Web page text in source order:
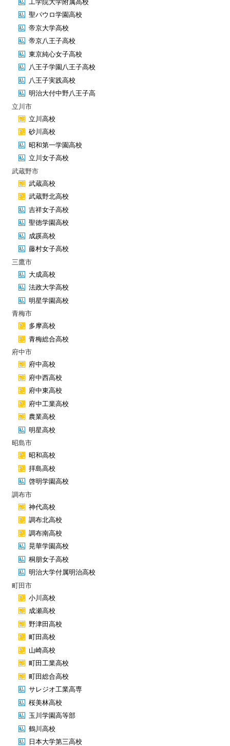
工学院大学附属高校
聖パウロ学園高校
帝京大学高校
帝京八王子高校
東京純心女子高校
八王子学園八王子高校
八王子実践高校
明治大付中野八王子高
立川市
立川高校
砂川高校
昭和第一学園高校
立川女子高校
武蔵野市
武蔵高校
武蔵野北高校
吉祥女子高校
聖徳学園高校
成蹊高校
藤村女子高校
三鷹市
大成高校
法政大学高校
明星学園高校
青梅市
多摩高校
青梅総合高校
府中市
府中高校
府中西高校
府中東高校
府中工業高校
農業高校
明星高校
昭島市
昭和高校
拝島高校
啓明学園高校
調布市
神代高校
調布北高校
調布南高校
晃華学園高校
桐朋女子高校
明治大学付属明治高校
町田市
小川高校
成瀬高校
野津田高校
町田高校
山崎高校
町田工業高校
町田総合高校
サレジオ工業高専
桜美林高校
玉川学園高等部
鶴川高校
日本大学第三高校